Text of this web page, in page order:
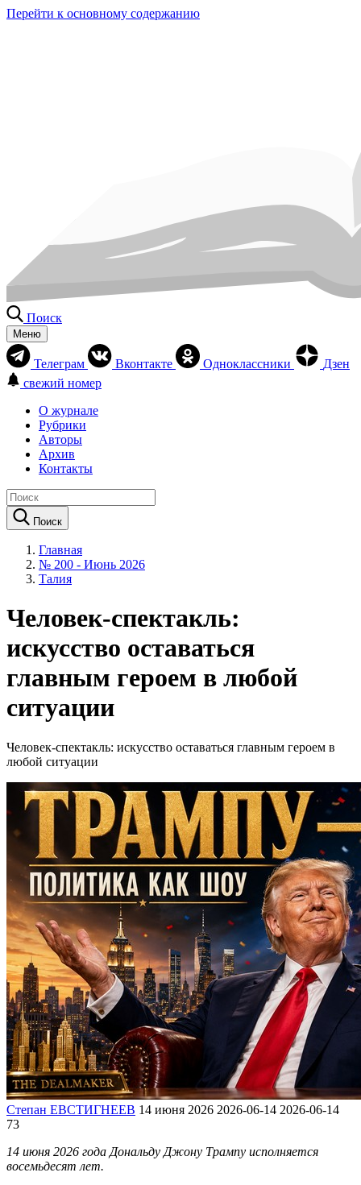
Перейти к основному содержанию
Поиск
Меню
Телеграм Вконтакте Одноклассники
Дзен
свежий номер
О журнале
Рубрики
Авторы
Архив
Контакты
Поиск
Главная
№ 200 - Июнь 2026
Талия
Человек-спектакль:
искусство оставаться
главным героем в любой
ситуации
Человек-спектакль: искусство оставаться главным героем в
любой ситуации
Степан ЕВСТИГНЕЕВ 14 июня 2026 2026-06-14 2026-06-14
73
14 июня 2026 года Дональду Джону Трампу исполняется
восемьдесят лет.